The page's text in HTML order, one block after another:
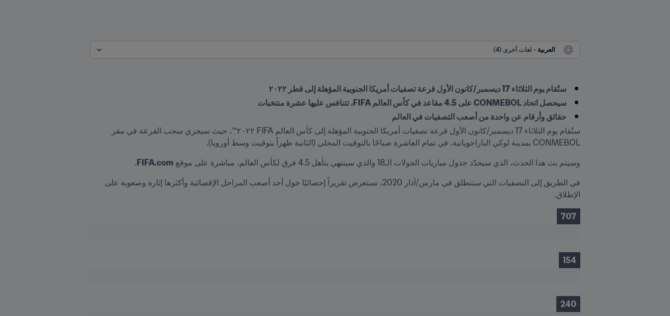
العربية
ستُقام يوم الثلاثاء 17 ديسمبر/كانون الأول قرعة تصفيات أمريكا الجنوبية المؤهلة إلى قطر ٢٠٢٢
سيحصل اتحاد CONMEBOL على 4.5 مقاعد في كأس العالم FIFA، تتنافس عليها عشرة منتخبات
حقائق وأرقام عن واحدة من أصعب التصفيات في العالم
CONMEBOL بمدينة لوكي الباراجويانية، في تمام العاشرة صباحًا بالتوقيت المحلي (الثانية ظهراً بتوقيت وسط أوروبا).
وسيتم بث هذا الحدث، الذي سيحدّد جدول مباريات الجولات الـ18 والذي سينتهي بتأهل 4.5 فرق لكأس العالم، مباشرة على موقع
FIFA.com
.
الإطلاق.
707
154
240